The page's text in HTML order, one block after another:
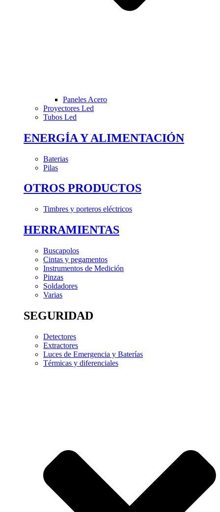
Paneles Acero
Proyectores Led
Tubos Led
ENERGÍA Y ALIMENTACIÓN
Baterias
Pilas
OTROS PRODUCTOS
Timbres y porteros eléctricos
HERRAMIENTAS
Buscapolos
Cintas y pegamentos
Instrumentos de Medición
Pinzas
Soldadores
Varias
SEGURIDAD
Detectores
Extractores
Luces de Emergencia y Baterías
Térmicas y diferenciales